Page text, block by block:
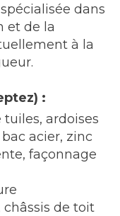
dans
et de la
à la
:
ardoises
acier, zinc
façonnage
châssis de toit